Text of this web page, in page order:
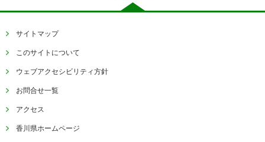
サイトマップ
このサイトについて
ウェブアクセシビリティ方針
お問合せ一覧
アクセス
香川県ホームページ